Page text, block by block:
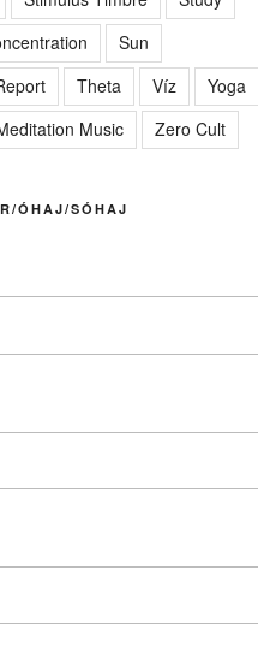
Sun
Theta Víz
Yoga
Music Zero Cult
ÓHAJ/SÓHAJ